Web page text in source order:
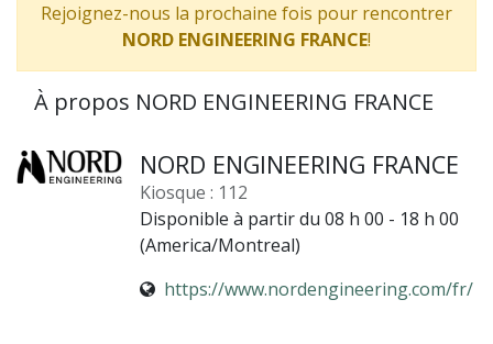
Rejoignez-nous la prochaine fois pour rencontrer
NORD ENGINEERING FRANCE!
À propos NORD ENGINEERING FRANCE
NORD ENGINEERING FRANCE
Kiosque : 112
Disponible à partir du 08 h 00 - 18 h 00
(America/Montreal)
https://www.nordengineering.com/fr/